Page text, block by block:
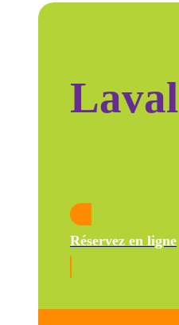
Laval
Réservez en ligne